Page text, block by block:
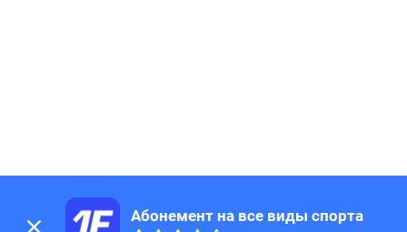
Абонемент на все виды спорта